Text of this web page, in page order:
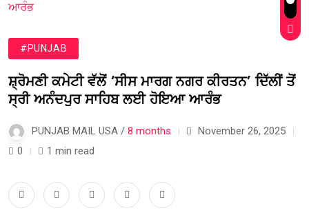
ਆਰੰਭ
#PUNJAB
ਸ਼੍ਰੋਮਣੀ ਕਮੇਟੀ ਵੱਲੋਂ ‘ਸੀਸ ਮਾਰਗ ਨਗਰ ਕੀਰਤਨ’ ਦਿੱਲੀਂ ਤੋਂ
ਸ੍ਰੀ ਅਨੰਦਪੁਰ ਸਾਹਿਬ ਲਈ ਹੋਇਆ ਆਰੰਭ
PUNJAB MAIL USA / 8 months
November 26, 2025
0
1 min read